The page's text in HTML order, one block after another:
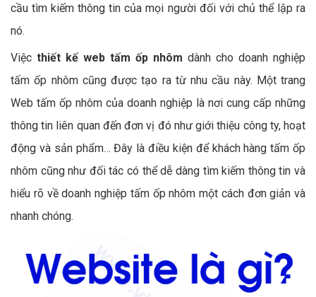
cầu tìm kiếm thông tin của mọi người đối với chủ thể lập ra
nó.
Việc thiết kế web tấm ốp nhôm dành cho doanh nghiệp
tấm ốp nhôm cũng được tạo ra từ nhu cầu này. Một trang
Web tấm ốp nhôm của doanh nghiệp là nơi cung cấp những
thông tin liên quan đến đơn vị đó như giới thiệu công ty, hoạt
động và sản phẩm… Đây là điều kiện để khách hàng tấm ốp
nhôm cũng như đối tác có thể dễ dàng tìm kiếm thông tin và
hiểu rõ về doanh nghiệp tấm ốp nhôm một cách đơn giản và
nhanh chóng.